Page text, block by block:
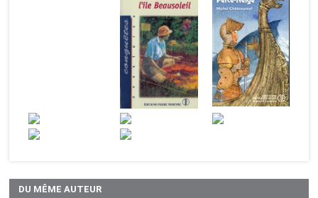
DU MÊME AUTEUR